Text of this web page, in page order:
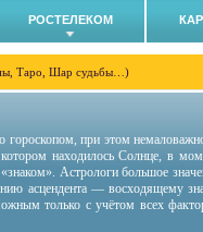
РОСТЕЛЕКОМ
Таро, Шар судьбы…)
гороскопом, при этом
находилось Солнце, в
Астрологи большое
асцендента — восходящему
только с учётом всех